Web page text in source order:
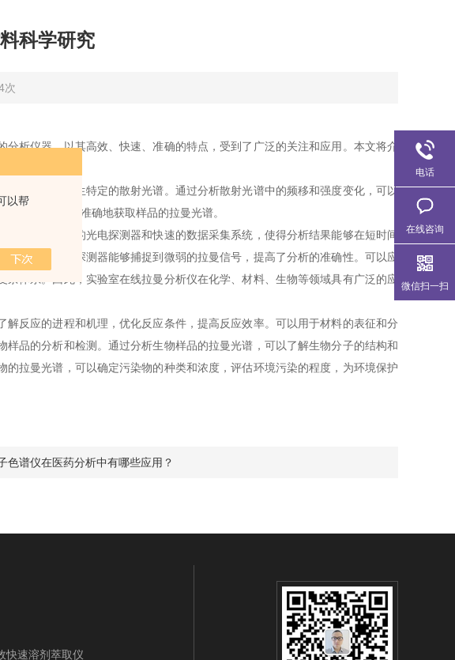
以帮
科学研究
次
仪器，以其高效、快速、准确的特点，受到了广泛的关注和应用。本文将介
曼散射，产生特定的散射光谱。通过分析散射光谱中的频移和强度变化，可以
，能够快速、准确地获取样品的拉曼光谱。
高灵敏度的光电探测器和快速的数据采集系统，使得分析结果能够在短时间
敏感的光电探测器能够捕捉到微弱的拉曼信号，提高了分析的准确性。可以应
体系。因此，实验室在线拉曼分析仪在化学、材料、生物等领域具有广泛的应
反应的进程和机理，优化反应条件，提高反应效率。可以用于材料的表征和分
品的分析和检测。通过分析生物样品的拉曼光谱，可以了解生物分子的结构和
拉曼光谱，可以确定污染物的种类和浓度，评估环境污染的程度，为环境保护
色谱仪在医药分析中有哪些应用？
快速溶剂萃取仪
电话
在线咨询
微信扫一扫